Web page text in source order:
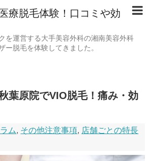
療脱毛体験！口コミや効
を運営する大手美容外科の湘南美容外科
ー脱毛を体験してきました。
葉原院でVIO脱毛！痛み・効
ム, その他注意事項, 店舗ごとの特長